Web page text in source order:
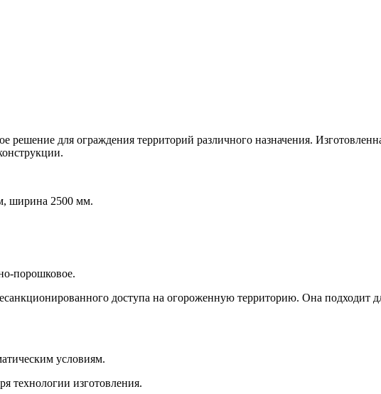
для ограждения территорий различного назначения.
ширина 2500 мм.
порошковое.
доступа на огороженную территорию. Она подходит
условиям.
технологии изготовления.